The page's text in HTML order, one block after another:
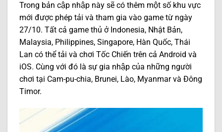
Trong bản cập nhập này sẽ có thêm một số khu vực
mới được phép tải và tham gia vào game từ ngày
27/10. Tất cả game thủ ở Indonesia, Nhật Bản,
Malaysia, Philippines, Singapore, Hàn Quốc, Thái
Lan có thể tải và chơi Tốc Chiến trên cả Android và
iOS. Cùng với đó là sự gia nhập của những người
chơi tại Cam-pu-chia, Brunei, Lào, Myanmar và Đông
Timor.